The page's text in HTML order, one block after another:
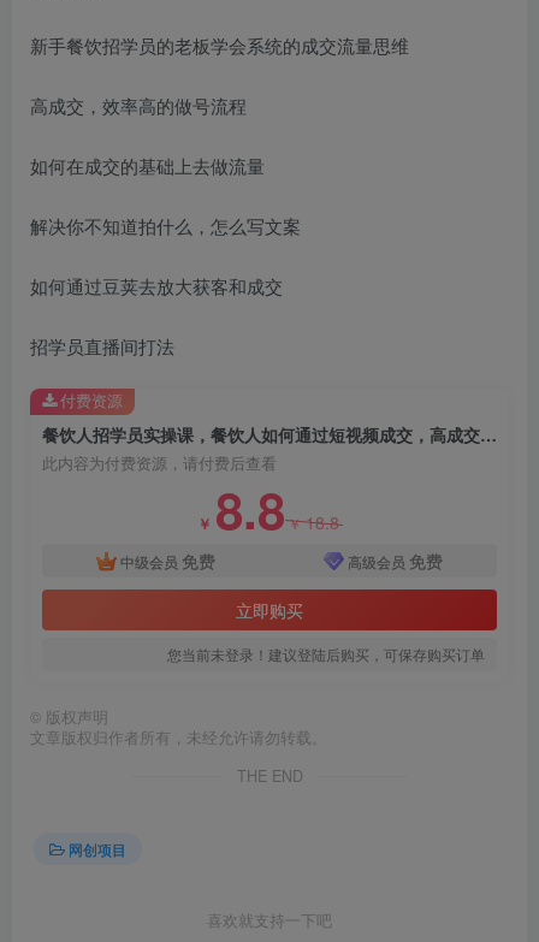
新手餐饮招学员的老板学会系统的成交流量思维
高成交，效率高的做号流程
如何在成交的基础上去做流量
解决你不知道拍什么，怎么写文案
如何通过豆荚去放大获客和成交
招学员直播间打法
餐饮人招学员实操课，餐饮人如何通过短视频成交，高成交、效率高的做号流程
此内容为付费资源，请付费后查看
￥ 8.8￥18.8
中级会员 免费 高级会员 免费
立即购买
您当前未登录！建议登陆后购买，可保存购买订单
付费资源
© 版权声明
文章版权归作者所有，未经允许请勿转载。
THE END
网创项目
喜欢就支持一下吧